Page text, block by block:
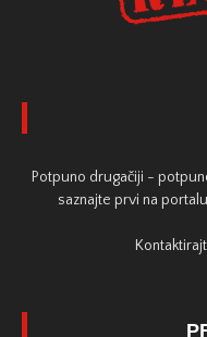
Potpuno drugačiji -
saznajte prvi na